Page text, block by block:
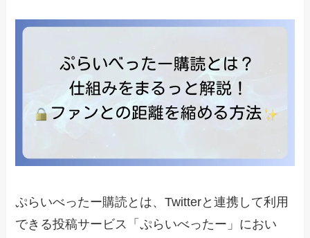
ぷらいべったー購読とは、Twitterと連携して利用
できる投稿サービス「ぷらいべったー」におい